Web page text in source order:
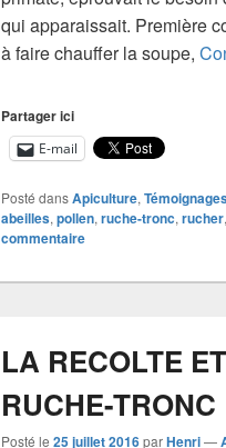
qui apparaissait. Première
à faire chauffer la soupe,
Partager ici
E-mail
Posté dansApiculture,
abeilles, pollen, ruche-tronc, rucher,
commentaire
LA RECOLTE
RUCHE-TRONC
Posté le 25 juillet 2016parHenri—